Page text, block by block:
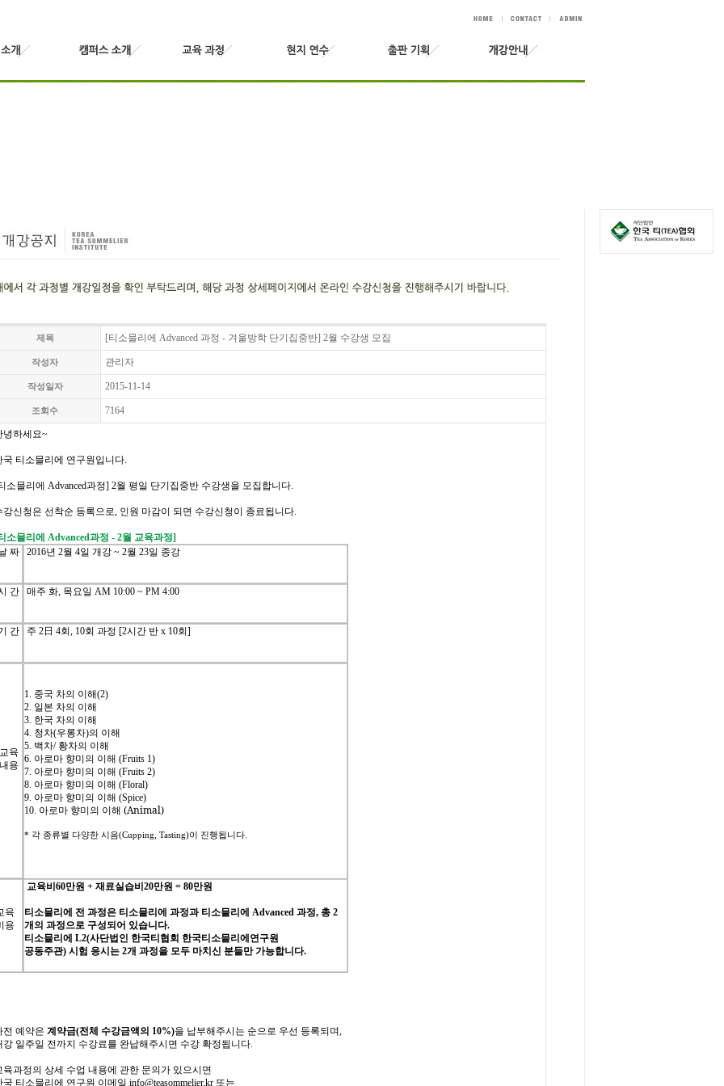
제목 [티소믈리에 Advanced 과정 - 겨울방학 단기집중반] 2월 수강생 모집
작성자 관리자
작성일자 2015-11-14
조회수 7164
녕하세요~
국 티소믈리에 연구원입니다.
소믈리에 Advanced과정] 2월 평일 단기집중반 수강생을 모집합니다.
강신청은 선착순 등록으로, 인원 마감이 되면 수강신청이 종료됩니다.
소믈리에 Advanced과정 - 2월 교육과정]
짜 2016년 2월 4일 개강 ~ 2월 23일 종강
간 매주 화, 목요일 AM 10:00 ~ PM 4:00
간 주 2日 4회, 10회 과정 [2시간 반 x 10회]
육
용
1. 중국 차의 이해(2)
2. 일본 차의 이해
3. 한국 차의 이해
4. 청차(우롱차)의 이해
5. 백차/황차의 이해
6. 아로마 향미의 이해 (Fruits 1)
7. 아로마 향미의 이해 (Fruits 2)
8. 아로마 향미의 이해 (Floral)
9. 아로마 향미의 이해 (Spice)
10. 아로마 향미의 이해 (Animal)
* 각 종류별 다양한 시음(Cupping, Tasting)이 진행됩니다.
육
용
교육비60만원 +재료실습비20만원 = 80만원
티소믈리에 전 과정은 티소믈리에 과정과 티소믈리에 Advanced과정,총 2
개의 과정으로 구성되어 있습니다.
티소믈리에 L2(사단법인 한국티협회 한국티소믈리에연구원
공동주관)시험 응시는 2개 과정을 모두 마치신 분들만 가능합니다.
전 예약은 계약금(전체 수강금액의 10%)을 납부해주시는 순으로 우선 등록되며,
강 일주일 전까지 수강료를 완납해주시면 수강 확정됩니다.
육과정의 상세 수업 내용에 관한 문의가 있으시면
국 티소믈리에 연구원 이메일 info@teasommelier.kr 또는